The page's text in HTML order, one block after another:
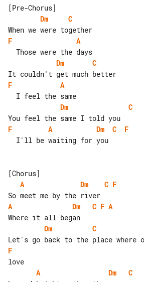
Dm
C
F
A
Dm
C
F
A
Dm
C
F
A Dm C
F
A
Dm C F
A
Dm C F A
Dm
C
F
A
Dm
C